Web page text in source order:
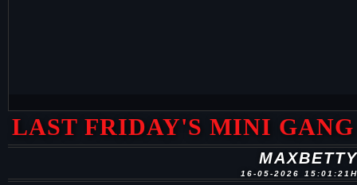
LAST FRIDAY'S MINI GANG
16-05-2026